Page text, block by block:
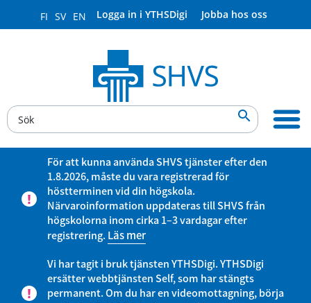
FI SV EN Logga in i YTHSDigi Jobba hos oss

För att kunna använda SHVS tjänster efter den
1.8.2026, måste du vara registrerad för
höstterminen vid din högskola.
Närvaroinformation uppdateras till SHVS från
högskolorna inom cirka 1–3 vardagar efter
registrering.Läs mer
Vi har tagit i bruk tjänsten YTHSDigi. YTHSDigi
ersätter webbtjänsten Self, som har stängts
permanent. Om du har en videomottagning, börja